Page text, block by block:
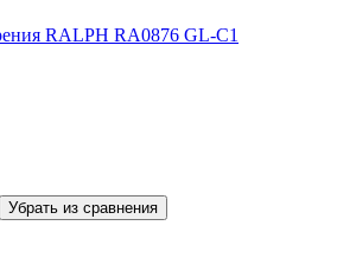
Убрать из сравнения